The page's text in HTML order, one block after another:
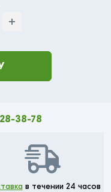
38-78
в течении 24 часов